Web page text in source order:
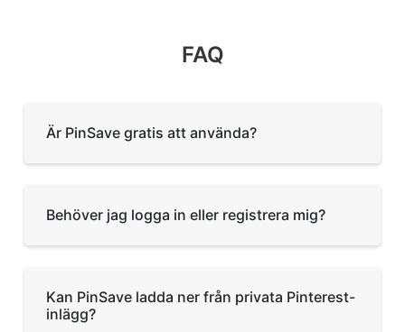
FAQ
Är PinSave gratis att använda?
Behöver jag logga in eller registrera mig?
Kan PinSave ladda ner från privata Pinterest-
inlägg?